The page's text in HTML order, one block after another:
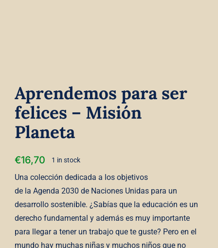
Aprendemos para ser
felices – Misión
Planeta
€16,70 1 in stock
Una colección dedicada a los objetivos
de la Agenda 2030 de Naciones Unidas para un
desarrollo sostenible. ¿Sabías que la educación es un
derecho fundamental y además es muy importante
para llegar a tener un trabajo que te guste? Pero en el
mundo hay muchas niñas y muchos niños que no